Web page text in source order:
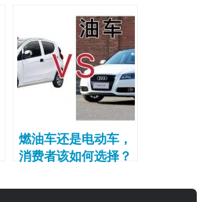
燃油车还是电动车，
消费者该如何选择？